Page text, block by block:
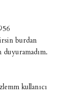
burdan
kullanıcı